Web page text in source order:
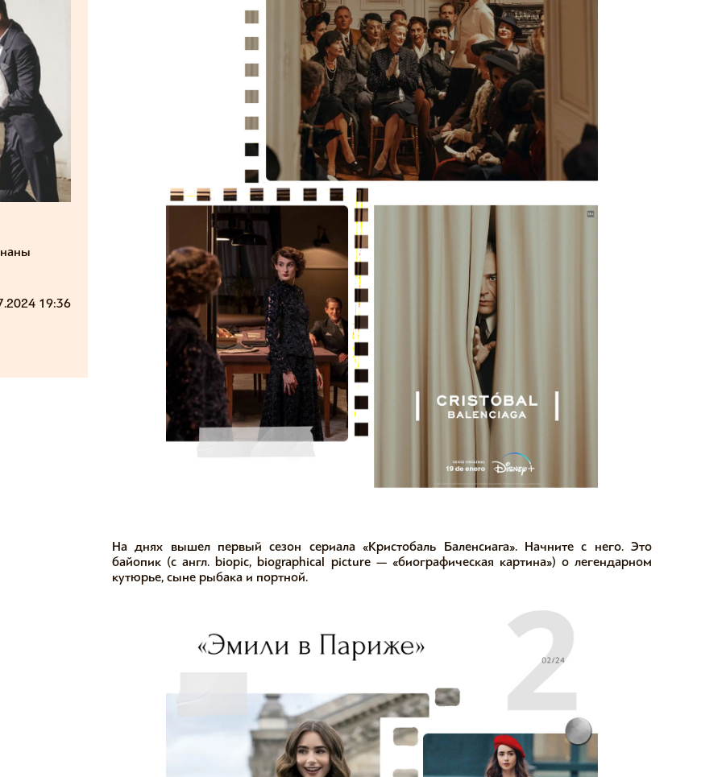
19:36
На днях вышел первый сезон сериала «Кристобаль Баленсиага». Начните с него. Это
байопик (с англ. biopic, biographical picture — «биографическая картина») о легендарном
кутюрье, сыне рыбака и портной.